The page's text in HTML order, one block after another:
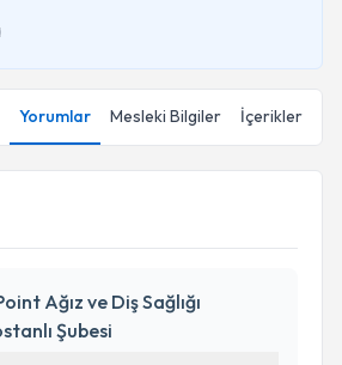
Yorumlar Mesleki Bilgiler İçerikler
Ağız ve Diş Sağlığı
Şubesi